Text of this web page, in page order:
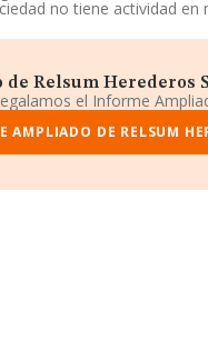
no tiene actividad en
a los datos
en INFORMA sobre los
sectorial pasando a
las siguientes
detras de ella se
143.097 a 157.098.
Relsum Herederos
el Informe
AMPLIADO DE RELSUM